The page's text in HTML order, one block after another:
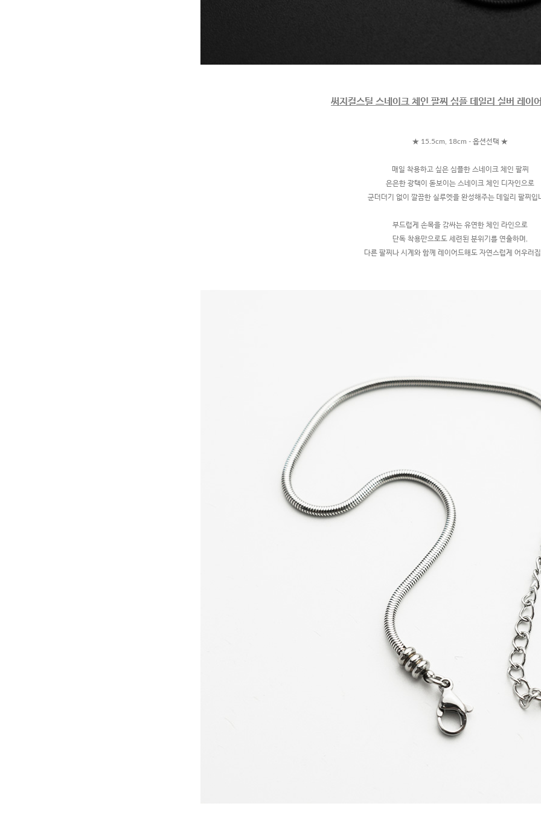
써지컬스틸 스네이크 체인 팔찌 심플 데일리 실버 레이
★ 15.5cm, 18cm - 옵션선택 ★
매일 착용하고 싶은 심플한 스네이크 체인 팔찌
은은한 광택이 돋보이는 스네이크 체인 디자인으로
군더더기 없이 깔끔한 실루엣을 완성해주는 데일리 팔찌입
부드럽게 손목을 감싸는 유연한 체인 라인으로
단독 착용만으로도 세련된 분위기를 연출하며,
다른 팔찌나 시계와 함께 레이어드해도 자연스럽게 어우러